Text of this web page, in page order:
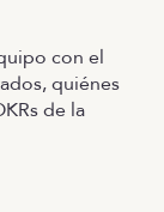
con el
quiénes
de la